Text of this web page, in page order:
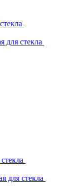
для стекла
для стекла